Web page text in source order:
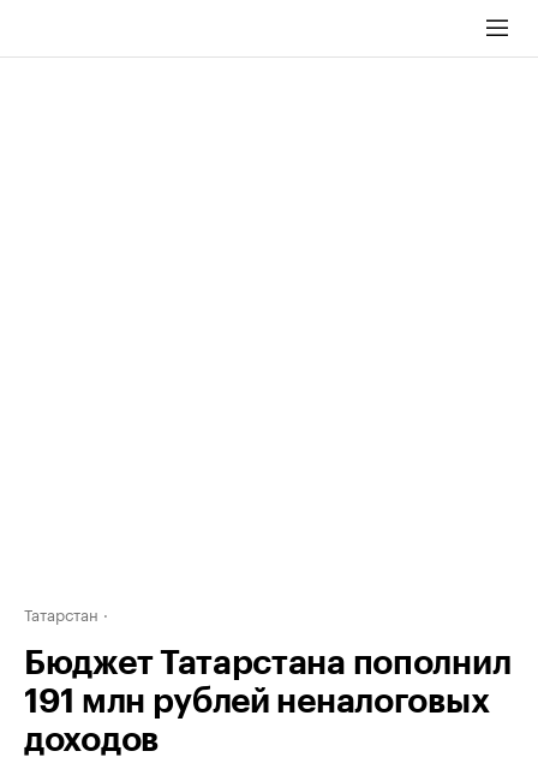
Татарстан
Бюджет Татарстана пополнил
191 млн рублей неналоговых
доходов